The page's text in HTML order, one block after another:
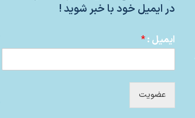
در ایمیل خود با خبر شوید !
ایمیل :*
عضویت